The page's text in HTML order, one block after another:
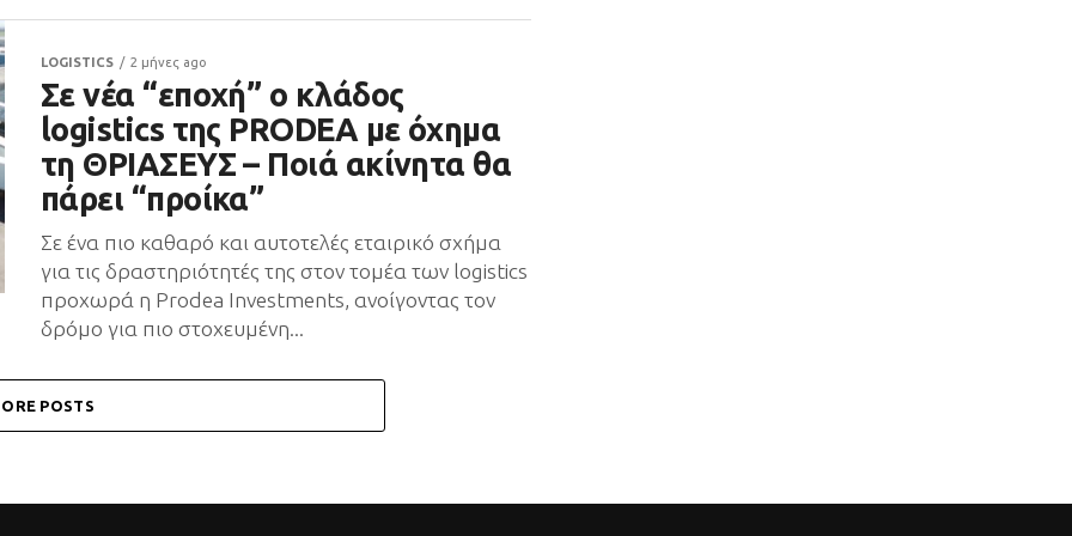
LOGISTICS 2 μήνες ago
Σε νέα “εποχή” ο κλάδος
logistics της PRODEA με όχημα
τη ΘΡΙΑΣΕΥΣ – Ποιά ακίνητα θα
πάρει “προίκα”
Σε ένα πιο καθαρό και αυτοτελές εταιρικό σχήμα
για τις δραστηριότητές της στον τομέα των logistics
προχωρά η Prodea Investments, ανοίγοντας τον
δρόμο για πιο στοχευμένη...
POSTS